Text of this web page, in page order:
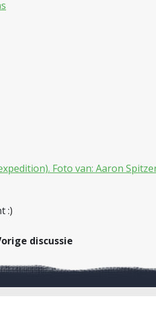
Foto van: Aaron
:)
discussie